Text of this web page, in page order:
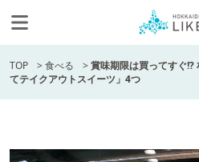
TOP >食べる >賞味期限は買ってすぐ!?
てテイクアウトスイーツ」4つ